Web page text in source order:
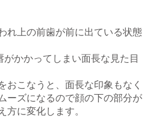
れ上の前歯が前に出ている状態
かかってしまい面長な見た目
おこなうと、面長な印象もなく
ーズになるので顔の下の部分が
に変化します。